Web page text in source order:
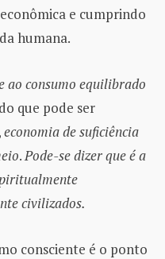
e cumprindo
humana.
ao consumo equilibrado
que pode ser
economia de suficiência
.Pode-se dizer que é a
civilizados.
consciente é o ponto